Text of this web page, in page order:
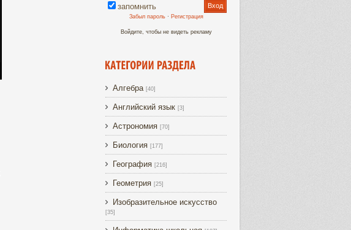
запомнить
Забыл пароль· Регистрация
Войдите, чтобы не видеть рекламу
Алгебра [40]
Английский язык [3]
Астрономия [70]
Биология [177]
География [216]
Геометрия [25]
Изобразительное искусство
[35]